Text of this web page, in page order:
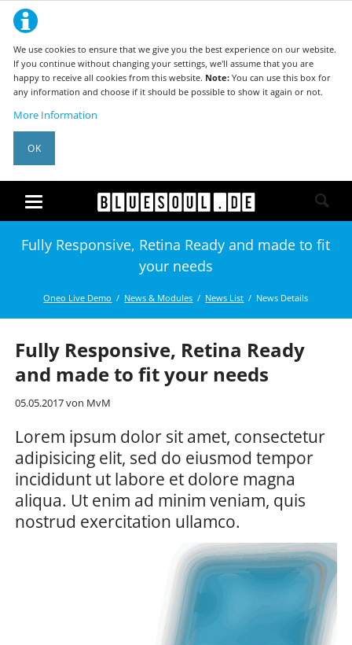
We use cookies to ensure that we give you the best experience on our website.
If you continue without changing your settings, we'll assume that you are
happy to receive all cookies from this website. Note:You can use this box for
any information and choose if it should be possible to show it again or not.
More Information
OK
Fully Responsive, Retina Ready and made to fit
your needs
Oneo Live Demo News & Modules News List News Details
Fully Responsive, Retina Ready
and made to fit your needs
05.05.2017von MvM
Lorem ipsum dolor sit amet, consectetur
adipisicing elit, sed do eiusmod tempor
incididunt ut labore et dolore magna
aliqua. Ut enim ad minim veniam, quis
nostrud exercitation ullamco.